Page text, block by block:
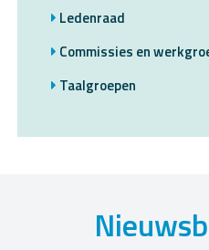
Ledenraad
Commissies en
Taalgroepen